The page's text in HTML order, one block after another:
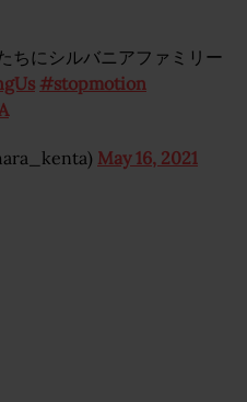
ちにシルバニアファミリー
#stopmotion
May 16, 2021